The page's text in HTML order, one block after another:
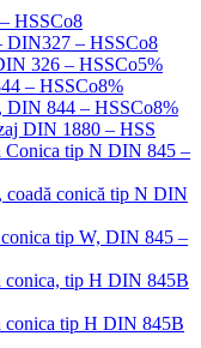
HSSCo8
DIN327 – HSSCo8
326 – HSSCo5%
– HSSCo8%
DIN 844 – HSSCo8%
DIN 1880 – HSS
Conica tip N DIN 845 –
conică tip N DIN
tip W, DIN 845 –
conica, tip H DIN 845B
conica tip H DIN 845B